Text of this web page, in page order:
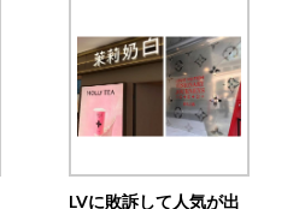
LVに敗訴して人気が出